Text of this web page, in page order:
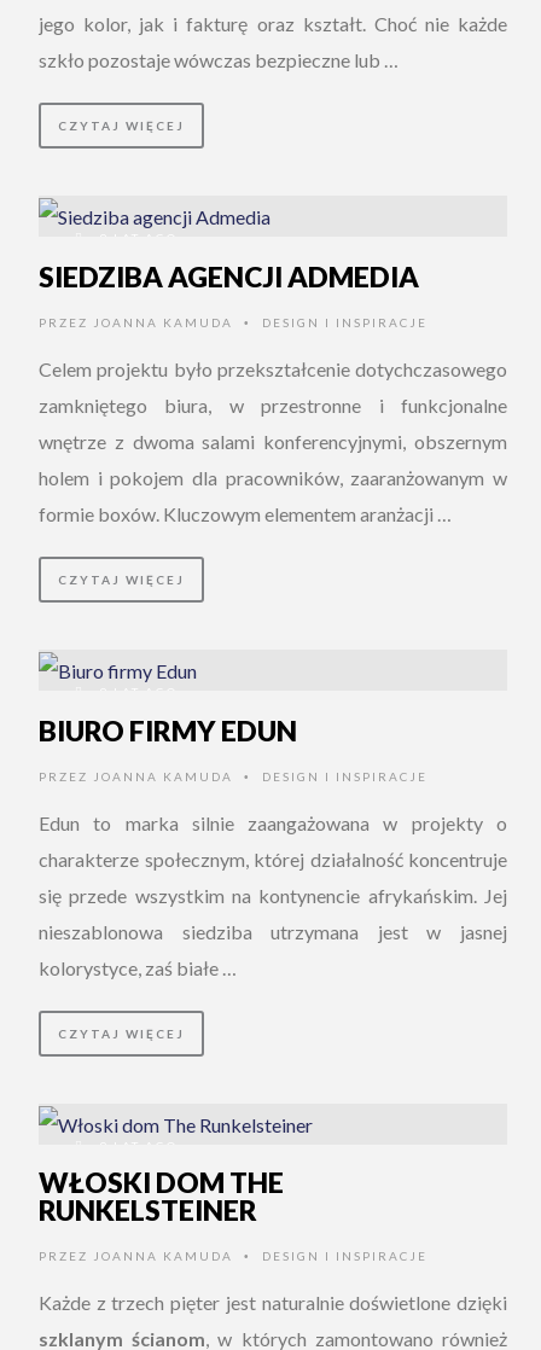
jego kolor, jak i fakturę oraz kształt. Choć nie każde
szkło pozostaje wówczas bezpieczne lub …
CZYTAJ WIĘCEJ
9 LAT AGO
SIEDZIBA AGENCJI ADMEDIA
PRZEZ JOANNA KAMUDA • DESIGN I INSPIRACJE
Celem projektu było przekształcenie dotychczasowego
zamkniętego biura, w przestronne i funkcjonalne
wnętrze z dwoma salami konferencyjnymi, obszernym
holem i pokojem dla pracowników, zaaranżowanym w
formie boxów. Kluczowym elementem aranżacji …
CZYTAJ WIĘCEJ
9 LAT AGO
BIURO FIRMY EDUN
PRZEZ JOANNA KAMUDA • DESIGN I INSPIRACJE
Edun to marka silnie zaangażowana w projekty o
charakterze społecznym, której działalność koncentruje
się przede wszystkim na kontynencie afrykańskim. Jej
nieszablonowa siedziba utrzymana jest w jasnej
kolorystyce, zaś białe …
CZYTAJ WIĘCEJ
9 LAT AGO
WŁOSKI DOM THE
RUNKELSTEINER
PRZEZ JOANNA KAMUDA • DESIGN I INSPIRACJE
Każde z trzech pięter jest naturalnie doświetlone dzięki
szklanym ścianom , w których zamontowano również